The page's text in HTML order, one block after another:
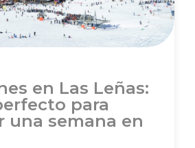
en Las Leñas:
para
una semana en